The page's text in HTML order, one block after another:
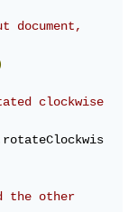
document,
clockwise
rotateClockwis
the other